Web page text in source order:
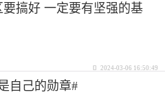
搞好 一定要有坚强的基
2024-03-06 16:50:49
自己的勋章#